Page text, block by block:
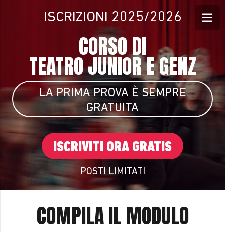
ISCRIZIONI 2025/2026
CORSO DI
TEATRO JUNIOR E GENZ
LA PRIMA PROVA È SEMPRE
GRATUITA
ISCRIVITI ORA GRATIS
POSTI LIMITATI
COMPILA IL MODULO